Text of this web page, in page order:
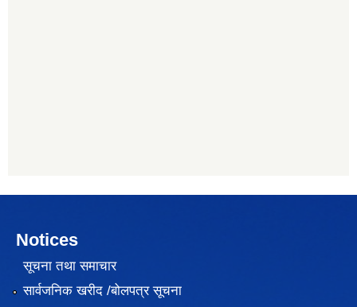
Notices
सूचना तथा समाचार
सार्वजनिक खरीद /बोलपत्र सूचना